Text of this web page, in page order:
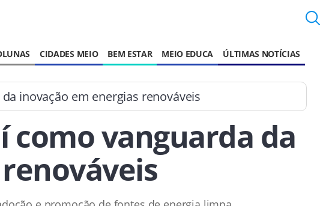
CIDADES MEIO BEM ESTAR MEIO EDUCA ÚLTIMAS NOTÍCIAS
inovação em energias renováveis
como vanguarda da